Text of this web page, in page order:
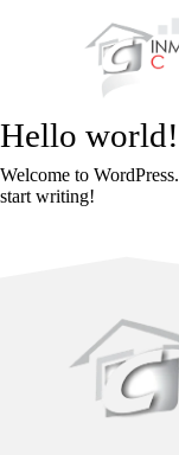
Hello world!
Welcome to
start writing!